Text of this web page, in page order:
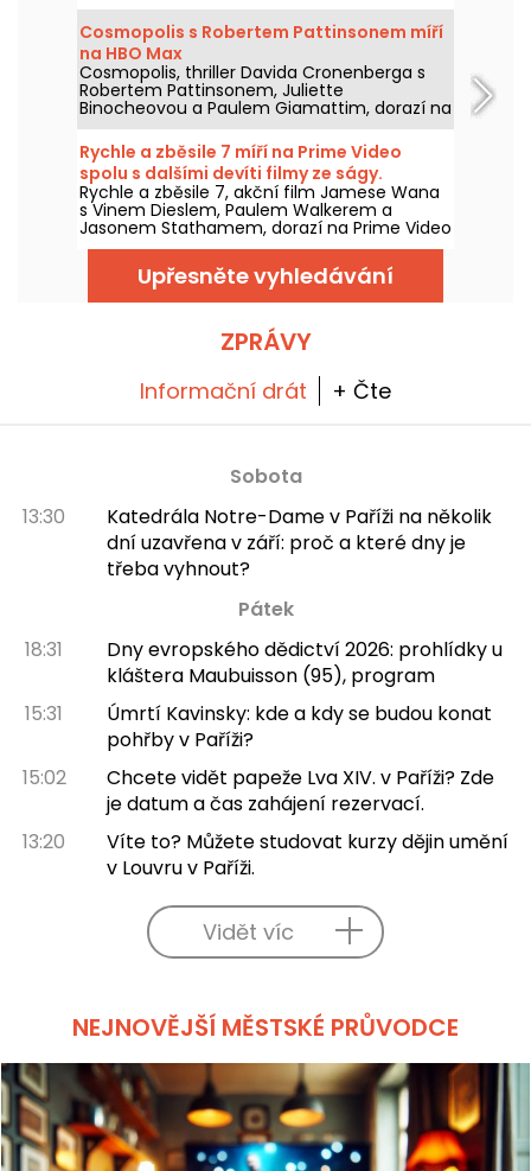
dispozici na Netflixu od 6. srpna 2026.
Cosmopolis s Robertem Pattinsonem míří
na HBO Max
Cosmopolis, thriller Davida Cronenberga s
Robertem Pattinsonem, Juliette
Binocheovou a Paulem Giamattim, dorazí na
HBO Max 9. srpna 2026.
Rychle a zběsile 7 míří na Prime Video
spolu s dalšími devíti filmy ze ságy.
Rychle a zběsile 7, akční film Jamese Wana
s Vinem Dieslem, Paulem Walkerem a
Jasonem Stathamem, dorazí na Prime Video
1. srpna 2026 a nabídne několik dílů ságy.
Upřesněte vyhledávání
ZPRÁVY
Informační drát + Čte
Sobota
13:30
Katedrála Notre-Dame v Paříži na několik
dní uzavřena v září: proč a které dny je
třeba vyhnout?
Pátek
18:31
Dny evropského dědictví 2026: prohlídky u
kláštera Maubuisson (95), program
15:31
Úmrtí Kavinsky: kde a kdy se budou konat
pohřby v Paříži?
15:02
Chcete vidět papeže Lva XIV. v Paříži? Zde
je datum a čas zahájení rezervací.
13:20
Víte to? Můžete studovat kurzy dějin umění
v Louvru v Paříži.
Vidět víc
NEJNOVĚJŠÍ MĚSTSKÉ PRŮVODCE